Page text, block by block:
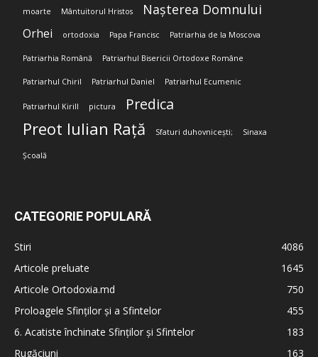
moarte Mântuitorul Hristos Nașterea Domnului
Orhei ortodoxia Papa Francisc Patriarhia de la Moscova
Patriarhia Română Patriarhul Bisericii Ortodoxe Române
Patriarhul Chiril Patriarhul Daniel Patriarhul Ecumenic
Patriarhul Kirill pictura Predica
Preot Iulian Rață Sfaturi duhovnicești; Sinaxa
Școală
CATEGORIE POPULARĂ
Stiri
4086
Articole preluate
1645
Articole Ortodoxia.md
750
Proloagele Sfinților și a Sfintelor
455
6. Acatiste închinate Sfinților și Sfintelor
183
Rugăciuni
163